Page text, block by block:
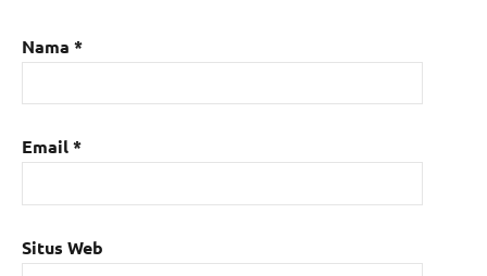
Nama *
Email*
Situs Web